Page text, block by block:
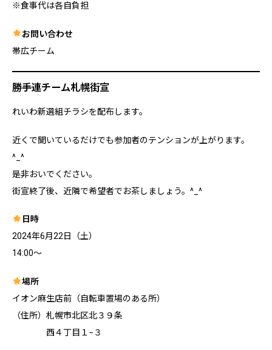
※食事代は各自負担
お問い合わせ
帯広チーム
勝手連チーム札幌街宣
れいわ新選組チラシを配布します。
近くで聞いているだけでも参加者のテンションが上がります。
^_^
是非おいでください。
街宣終了後、近隣で希望者でお茶しましょう。^_^
日時
2024年6月22日（土）
14:00〜
場所
イオン麻生店前（自転車置場のある所）
（住所）札幌市北区北３９条
西４丁目１−３